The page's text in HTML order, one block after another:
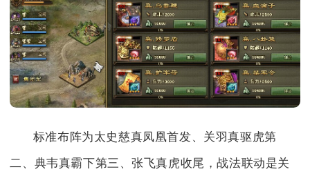
标准布阵为太史慈真凤凰首发、关羽真驱虎第
二、典韦真霸下第三、张飞真虎收尾，战法联动是关